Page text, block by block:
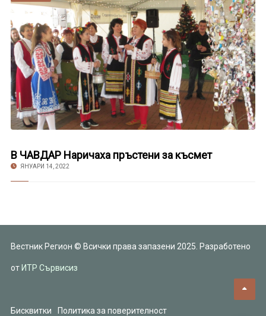
В ЧАВДАР Наричаха пръстени за късмет
ЯНУАРИ 14, 2022
Вестник Регион © Всички права запазени 2025. Разработено
от ИТР Сървисиз
Бисквитки Политика за поверителност